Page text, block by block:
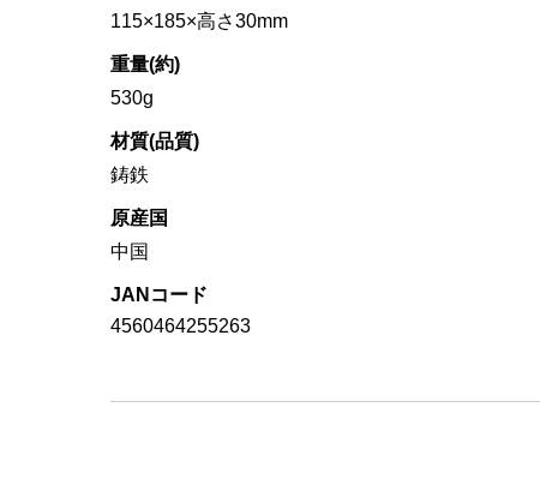
115×185×高さ30mm
重量(約)
530g
材質(品質)
鋳鉄
原産国
中国
JANコード
4560464255263